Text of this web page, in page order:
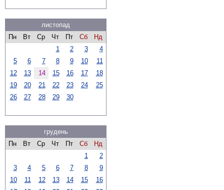
листопад
Пн
Вт Ср Чт Пт Сб
Нд
1
2 3
4
5
6 7 8 9 10
11
12
13 14 15 16 17
18
19
20 21 22 23 24
25
26
27 28 29 30
грудень
Пн
Вт Ср Чт Пт Сб
Нд
1
2
3
4 5 6 7 8
9
10
11 12 13 14 15
16